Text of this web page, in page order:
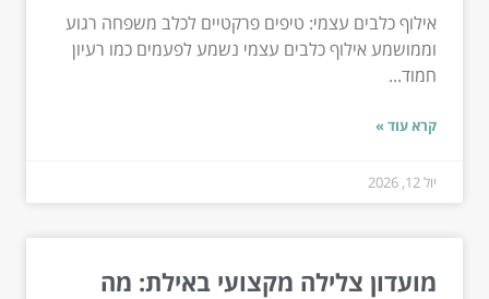
אילוף כלבים עצמי: טיפים פרקטיים לכלב משפחה רגוע
וממושמע אילוף כלבים עצמי נשמע לפעמים כמו רעיון
חמוד...
קרא עוד »
יול 12, 2026
מועדון צלילה מקצועי באילת: מה